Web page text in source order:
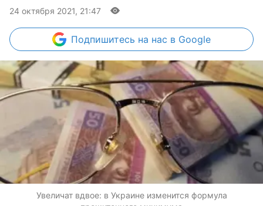
24 октября 2021, 21:47
Подпишитесь на нас в Google
Увеличат вдвое: в Украине изменится формула